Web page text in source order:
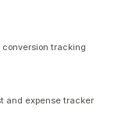
conversion tracking
and expense tracker